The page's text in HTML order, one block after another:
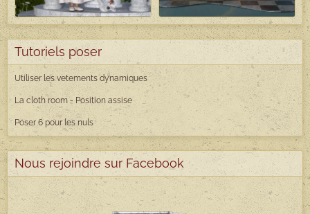
Tutoriels poser
Utiliser les vetements dynamiques
La cloth room - Position assise
Poser 6 pour les nuls
Nous rejoindre sur Facebook